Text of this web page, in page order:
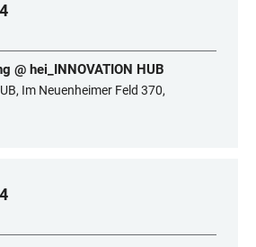
@ hei_INNOVATION HUB
Im Neuenheimer Feld 370,